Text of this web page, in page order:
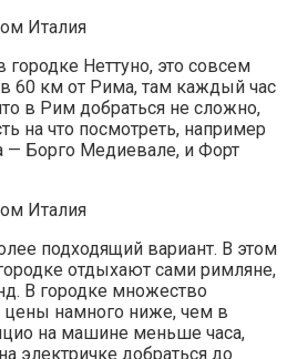
Неттуно, это совсем
60 км от Рима, там каждый час
в Рим добраться не сложно,
на что посмотреть, например
— Борго Медиевале, и Форт
подходящий вариант. В этом
отдыхают сами римляне,
В городке множество
намного ниже, чем в
на машине меньше часа,
электричке добраться до